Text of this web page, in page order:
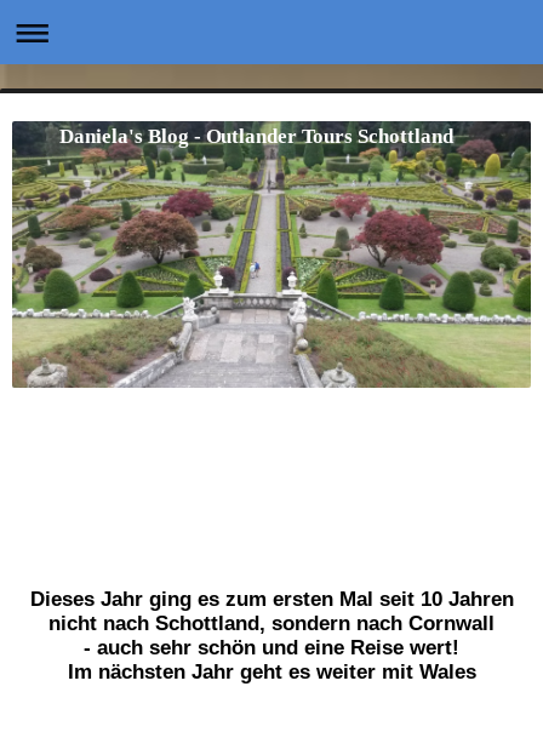
Daniela's Blog - Outlander Tours Schottland
Dieses Jahr ging es zum ersten Mal seit 10 Jahren
nicht nach Schottland, sondern nach Cornwall
- auch sehr schön und eine Reise wert!
Im nächsten Jahr geht es weiter mit Wales